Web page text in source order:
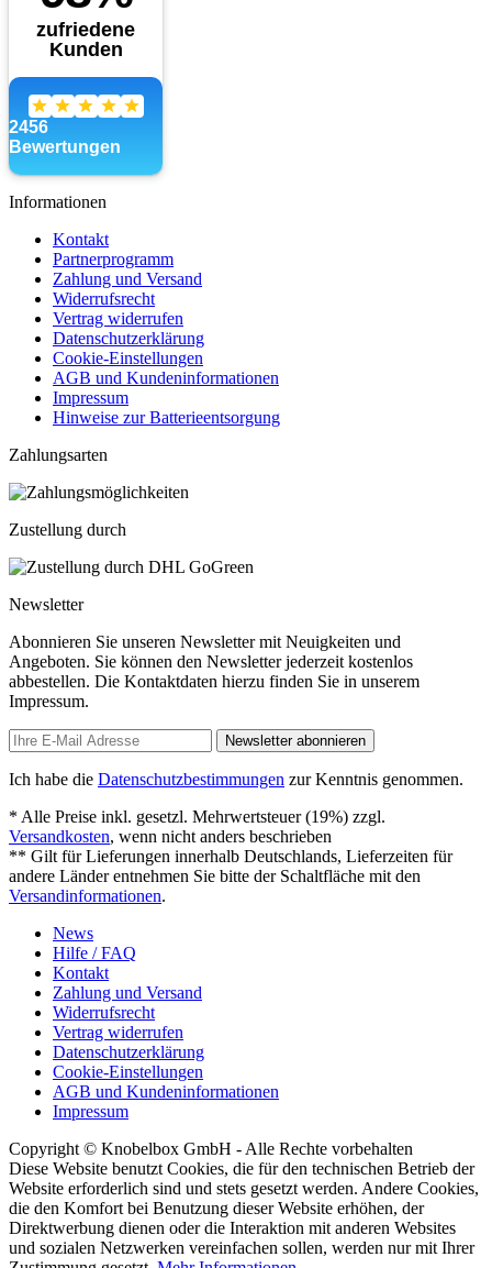
Informationen
Kontakt
Partnerprogramm
Zahlung und Versand
Widerrufsrecht
Vertrag widerrufen
Datenschutzerklärung
Cookie-Einstellungen
AGB und Kundeninformationen
Impressum
Hinweise zur Batterieentsorgung
Zahlungsarten
Zustellung durch
Newsletter
Abonnieren Sie unseren Newsletter mit Neuigkeiten und
Angeboten. Sie können den Newsletter jederzeit kostenlos
abbestellen. Die Kontaktdaten hierzu finden Sie in unserem
Impressum.
Newsletter abonnieren
Ich habe die Datenschutzbestimmungen zur Kenntnis genommen.
* Alle Preise inkl. gesetzl. Mehrwertsteuer (19%) zzgl.
Versandkosten, wenn nicht anders beschrieben
** Gilt für Lieferungen innerhalb Deutschlands, Lieferzeiten für
andere Länder entnehmen Sie bitte der Schaltfläche mit den
Versandinformationen.
News
Hilfe / FAQ
Kontakt
Zahlung und Versand
Widerrufsrecht
Vertrag widerrufen
Datenschutzerklärung
Cookie-Einstellungen
AGB und Kundeninformationen
Impressum
Copyright © Knobelbox GmbH - Alle Rechte vorbehalten
Diese Website benutzt Cookies, die für den technischen Betrieb der
Website erforderlich sind und stets gesetzt werden. Andere Cookies,
die den Komfort bei Benutzung dieser Website erhöhen, der
Direktwerbung dienen oder die Interaktion mit anderen Websites
und sozialen Netzwerken vereinfachen sollen, werden nur mit Ihrer